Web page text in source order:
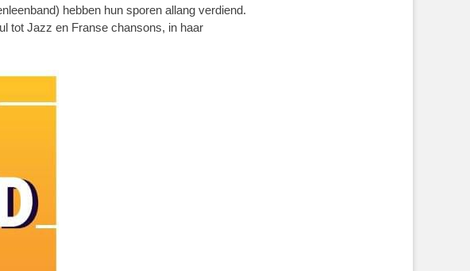
hebben hun sporen allang verdiend.
tot Jazz en Franse chansons, in haar